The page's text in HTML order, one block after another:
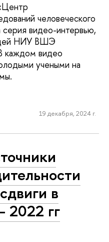
человеческого
серия видео-интервью,
НИУ ВШЭ
каждом видео
учеными на
19 декабря, 2024 г.
в
2022 гг